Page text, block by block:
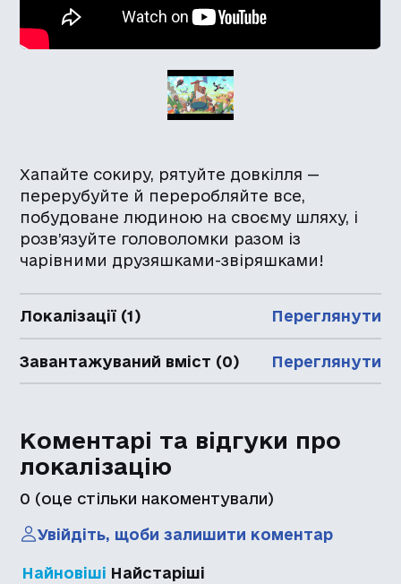
Хапайте сокиру, рятуйте довкілля —
перерубуйте й переробляйте все,
побудоване людиною на своєму шляху, і
розв’язуйте головоломки разом із
чарівними друзяшками-звіряшками!
Локалізації (1) Переглянути
Завантажуваний вміст (0) Переглянути
Коментарі та відгуки про
локалізацію
0 (оце стільки накоментували)
Увійдіть, щоби залишити коментар
Найновіші Найстаріші